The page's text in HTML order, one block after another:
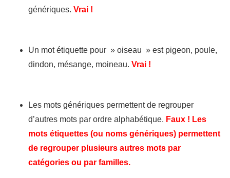
génériques. Vrai !
Un mot étiquette pour » oiseau » est pigeon, poule,
dindon, mésange, moineau. Vrai !
Les mots génériques permettent de regrouper
d’autres mots par ordre alphabétique. Faux ! Les
mots étiquettes (ou noms génériques) permettent
de regrouper plusieurs autres mots par
catégories ou par familles.